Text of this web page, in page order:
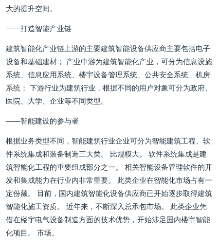
大的提升空间。
——打造智能产业链
建筑智能化产业链上游的主要建筑智能设备供应商主要包括电子
设备和基础建材； 产业中游为建筑智能化产业，可分为信息设施
系统、信息应用系统、楼宇设备管理系统、公共安全系统、机房
系统； 下游行业为建筑行业，根据不同的用户对象可分为政府、
医院、大学、企业等不同类型。
——智能建设的参与者
根据业务类型不同，智能建筑行业企业可分为智能建筑工程、软
件系统集成和装备制造三大类。 比规模大。 软件系统集成是建
筑智能化工程的重要组成部分之一。 相关智能设备管理软件的开
发和集成能力在行业内非常重要。 此类企业在智能化市场占有一
定份额。 目前，国内建筑智能化设备供应商已开始逐步取得建筑
智能化施工资质。 近年来，不断深入总承包市场。 此类企业凭
借在楼宇电气设备制造方面的技术优势，开始涉足国内楼宇智能
化项目。 市场。